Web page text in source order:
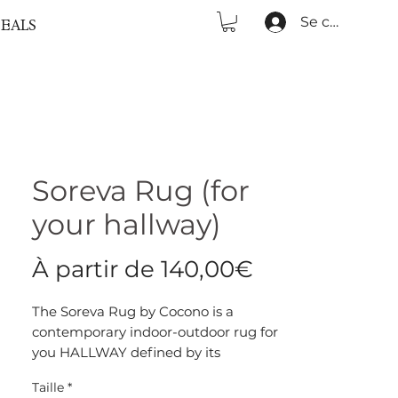
Se connecter
Soreva Rug (for
your hallway)
À partir de 140,00€
The Soreva Rug by Cocono is a
contemporary indoor-outdoor rug for
you HALLWAY defined by its
linear rhythm. Crafted from 100%
Taille *